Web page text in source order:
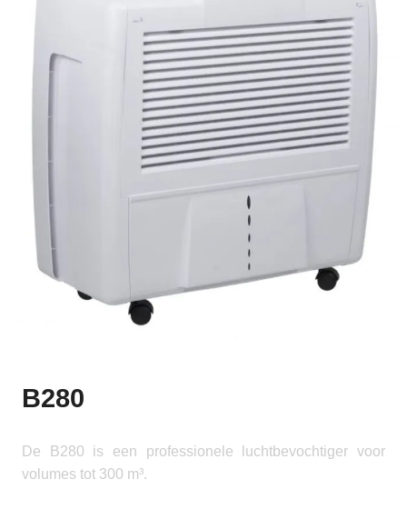
B280
De B280 is een professionele luchtbevochtiger voor
volumes tot 300 m³.